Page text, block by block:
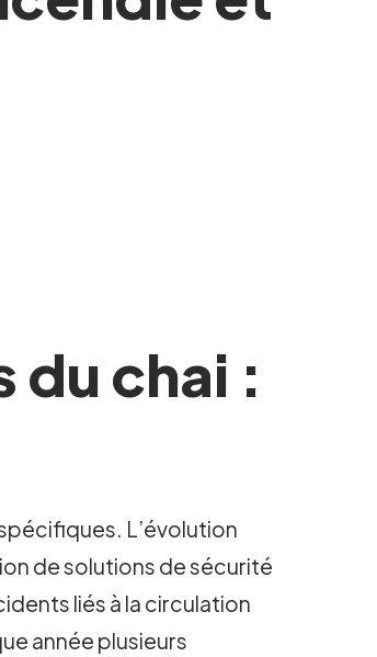
du chai :
L’évolution
de solutions de sécurité
liés à la circulation
année plusieurs